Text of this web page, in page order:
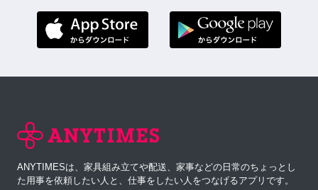
ANYTIMESは、家具組み立てや配送、家事などの日常のちょっとし
た用事を依頼したい人と、仕事をしたい人をつなげるアプリです。